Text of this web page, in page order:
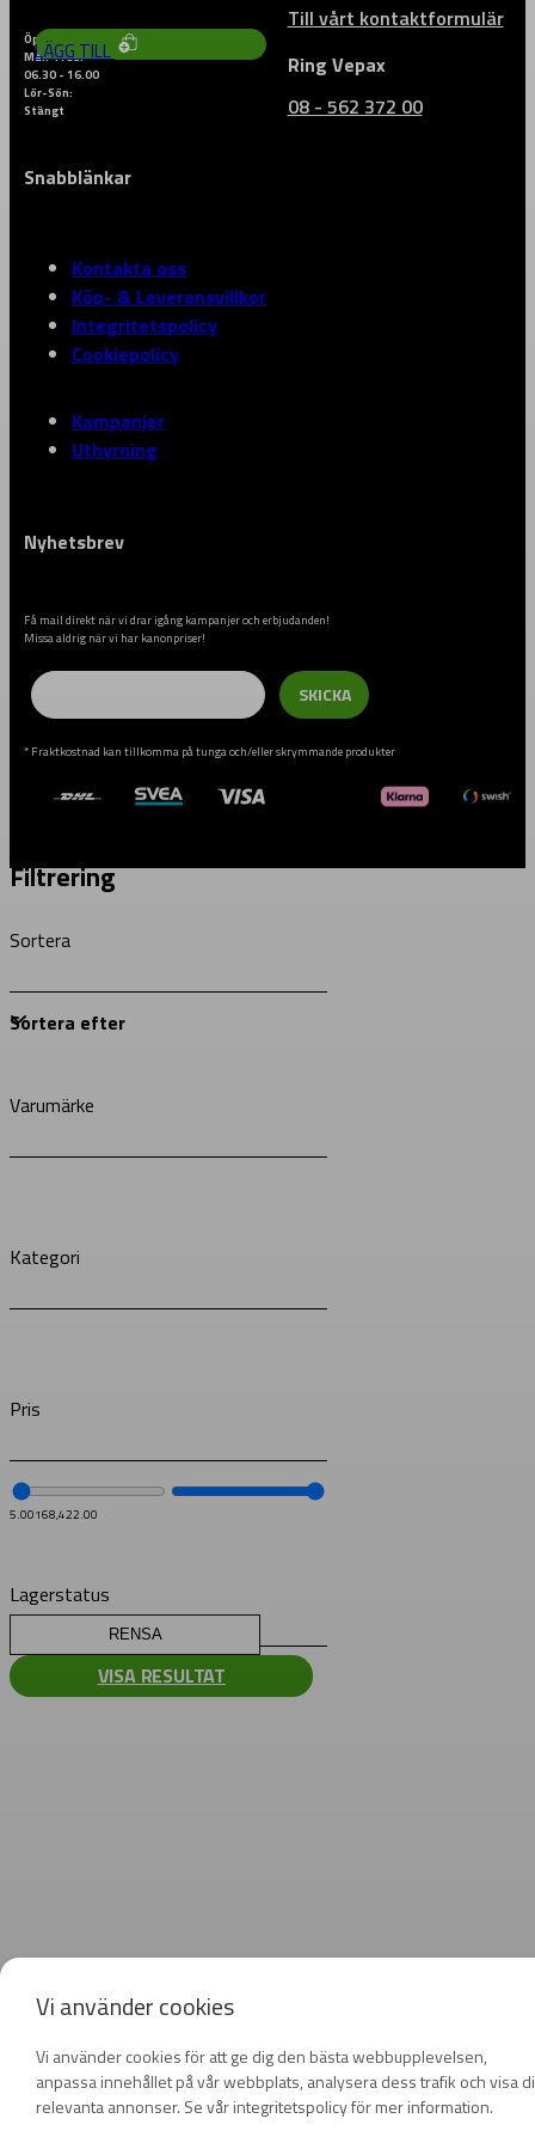
LÄGG TILL
Till vårt kontaktformulär
Öppettider
Mån-Fred:
06.30 - 16.00
Lör-Sön:
Stängt
Ring Vepax
08 - 562 372 00
Snabblänkar
Kontakta oss
Köp- & Leveransvillkor
Integritetspolicy
Cookiepolicy
Kampanjer
Uthyrning
Nyhetsbrev
Få mail direkt när vi drar igång kampanjer och erbjudanden!
Missa aldrig när vi har kanonpriser!
Email
SKICKA
* Fraktkostnad kan tillkomma på tunga och/eller skrymmande produkter
Vi använder cookies
Vi använder cookies för att ge dig den bästa webbupplevelsen,
anpassa innehållet på vår webbplats, analysera dess trafik och visa
relevanta annonser. Se vår integritetspolicy för mer information.
Filtrering
Sortera
Varumärke
Kategori
Pris
5.00168,422.00
Lagerstatus
RENSA
VISA RESULTAT